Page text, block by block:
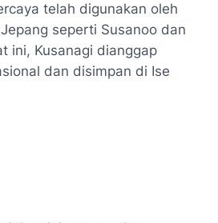
telah digunakan oleh
seperti Susanoo dan
ini, Kusanagi dianggap
dan disimpan di Ise